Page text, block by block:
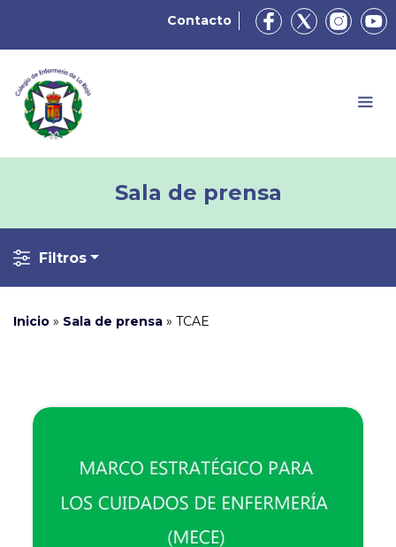
Contacto
Sala de prensa
Filtros
Inicio » Sala de prensa » TCAE
Ver noticia